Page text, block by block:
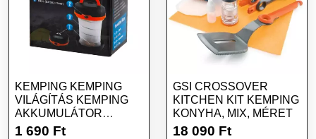
KEMPING KEMPING
VILÁGÍTÁS KEMPING
AKKUMULÁTOR
FÁKLYA 2IN1 3
1 690 Ft
GSI CROSSOVER
KITCHEN KIT KEMPING
KONYHA, MIX, MÉRET
18 090 Ft